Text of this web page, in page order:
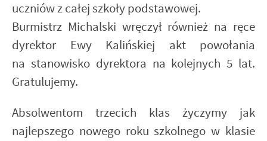
uczniów z całej szkoły podstawowej.
Burmistrz Michalski wręczył również na ręce
dyrektor Ewy Kalińskiej akt powołania
na stanowisko dyrektora na kolejnych 5 lat.
Gratulujemy.
Absolwentom trzecich klas życzymy jak
najlepszego nowego roku szkolnego w klasie